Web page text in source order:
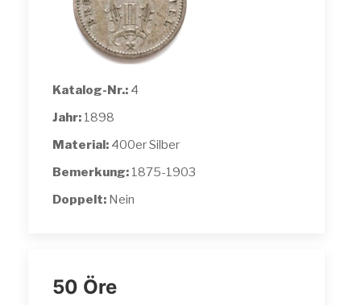
Katalog-Nr.: 4
Jahr: 1898
Material: 400er Silber
Bemerkung: 1875-1903
Doppelt: Nein
50 Öre